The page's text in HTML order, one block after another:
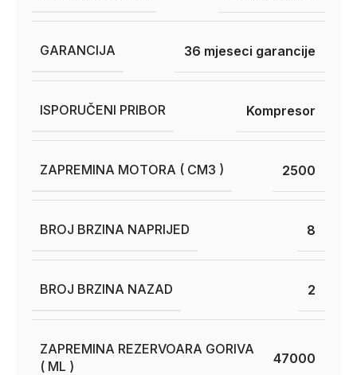
GARANCIJA 36 mjeseci garancije
ISPORUČENI PRIBOR Kompresor
ZAPREMINA MOTORA ( CM3 ) 2500
BROJ BRZINA NAPRIJED 8
BROJ BRZINA NAZAD 2
ZAPREMINA REZERVOARA GORIVA
( ML )
47000